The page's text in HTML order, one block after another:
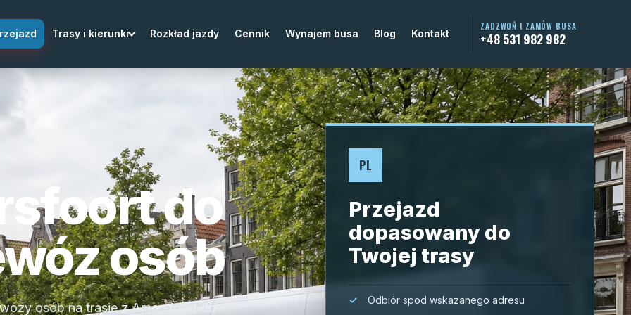
Trasy i kierunki Rozkład jazdy Cennik Wynajem busa Blog Kontakt
ZADZWOŃ I ZAMÓW BUSA
+48 531 982 982
do
osób
osób na trasie z Amersfoort do
PL
Przejazd
dopasowany do
Twojej trasy
Odbiór spod wskazanego adresu